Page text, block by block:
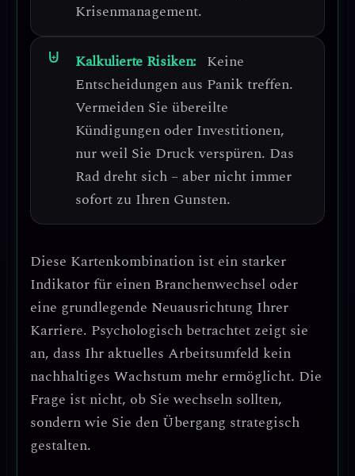
Krisenmanagement.
Kalkulierte Risiken: Keine
Entscheidungen aus Panik treffen.
Vermeiden Sie übereilte
Kündigungen oder Investitionen,
nur weil Sie Druck verspüren. Das
Rad dreht sich – aber nicht immer
sofort zu Ihren Gunsten.
Diese Kartenkombination ist ein starker
Indikator für einen Branchenwechsel oder
eine grundlegende Neuausrichtung Ihrer
Karriere. Psychologisch betrachtet zeigt sie
an, dass Ihr aktuelles Arbeitsumfeld kein
nachhaltiges Wachstum mehr ermöglicht. Die
Frage ist nicht, ob Sie wechseln sollten,
sondern wie Sie den Übergang strategisch
gestalten.